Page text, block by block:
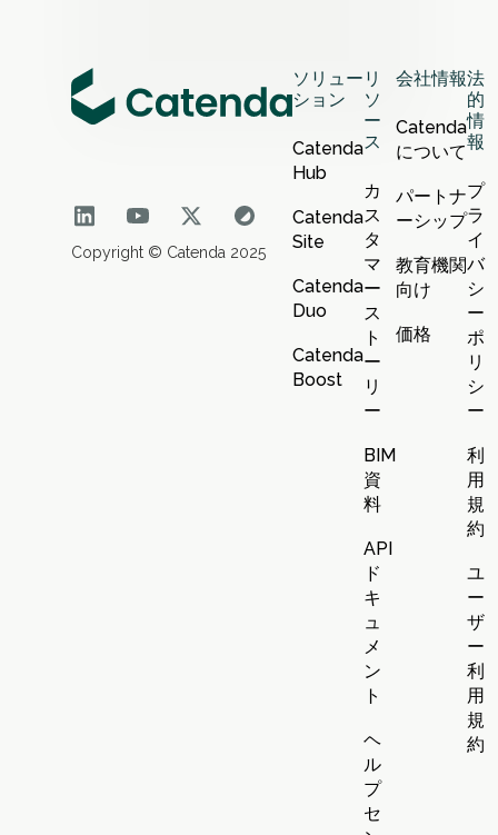
Copyright © Catenda 2025
ソリュー
ション
Catenda
Hub
Catenda
Site
Catenda
Duo
Catenda
Boost
リ
ソ
ー
ス
カ
ス
タ
マ
ー
ス
ト
ー
リ
ー
BIM
資
料
API
ド
キ
ュ
メ
ン
ト
ヘ
ル
プ
セ
会社情報
Catenda
について
パートナ
ーシップ
教育機関
向け
価格
法
的
情
報
プ
ラ
イ
バ
シ
ー
ポ
リ
シ
ー
利
用
規
約
ユ
ー
ザ
ー
利
用
規
約